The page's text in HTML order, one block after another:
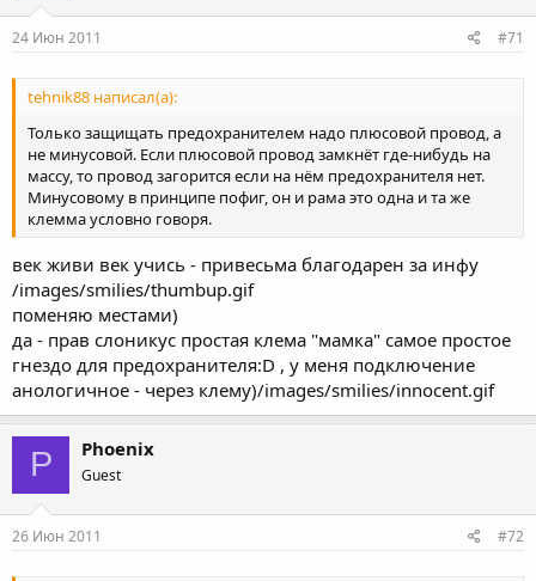
24 Июн 2011 #71
tehnik88 написал(а):
Только защищать предохранителем надо плюсовой провод, а
не минусовой. Если плюсовой провод замкнёт где-нибудь на
массу, то провод загорится если на нём предохранителя нет.
Минусовому в принципе пофиг, он и рама это одна и та же
клемма условно говоря.
век живи век учись - привесьма благодарен за инфу
/images/smilies/thumbup.gif
поменяю местами)
да - прав слоникус простая клема "мамка" самое простое
гнездо для предохранителя:D , у меня подключение
анологичное - через клему)/images/smilies/innocent.gif
P Phoenix
Guest
26 Июн 2011 #72